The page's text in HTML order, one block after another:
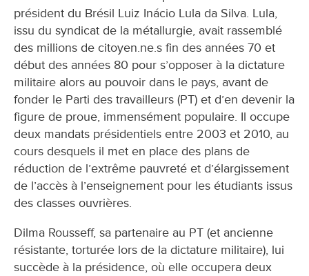
président du Brésil Luiz Inácio Lula da Silva. Lula,
issu du syndicat de la métallurgie, avait rassemblé
des millions de citoyen.ne.s fin des années 70 et
début des années 80 pour s’opposer à la dictature
militaire alors au pouvoir dans le pays, avant de
fonder le Parti des travailleurs (PT) et d’en devenir la
figure de proue, immensément populaire. Il occupe
deux mandats présidentiels entre 2003 et 2010, au
cours desquels il met en place des plans de
réduction de l’extrême pauvreté et d’élargissement
de l’accès à l’enseignement pour les étudiants issus
des classes ouvrières.
Dilma Rousseff, sa partenaire au PT (et ancienne
résistante, torturée lors de la dictature militaire), lui
succède à la présidence, où elle occupera deux